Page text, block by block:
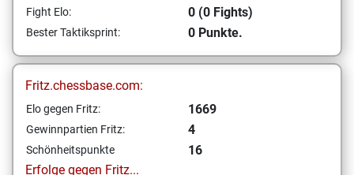
Fight Elo: 0 (0 Fights)
Bester Taktiksprint: 0 Punkte.
Fritz.chessbase.com:
Elo gegen Fritz: 1669
Gewinnpartien Fritz: 4
Schönheitspunkte
16
Erfolge gegen Fritz...